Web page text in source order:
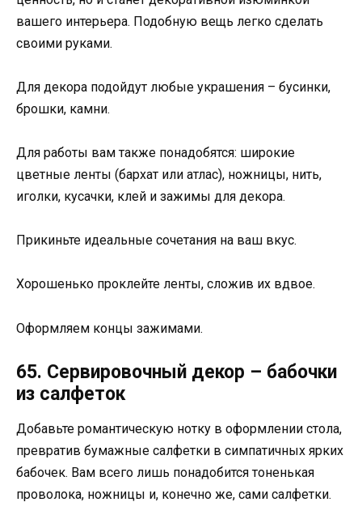
вашего интерьера. Подобную вещь легко сделать
своими руками.
Для декора подойдут любые украшения – бусинки,
брошки, камни.
Для работы вам также понадобятся: широкие
цветные ленты (бархат или атлас), ножницы, нить,
иголки, кусачки, клей и зажимы для декора.
Прикиньте идеальные сочетания на ваш вкус.
Хорошенько проклейте ленты, сложив их вдвое.
Оформляем концы зажимами.
65. Сервировочный декор – бабочки
из салфеток
Добавьте романтическую нотку в оформлении стола,
превратив бумажные салфетки в симпатичных ярких
бабочек. Вам всего лишь понадобится тоненькая
проволока, ножницы и, конечно же, сами салфетки.